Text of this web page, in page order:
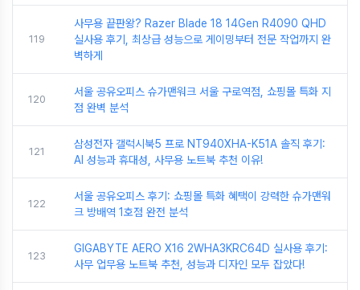
119
사무용 끝판왕? Razer Blade 18 14Gen R4090 QHD
실사용 후기, 최상급 성능으로 게이밍부터 전문 작업까지 완
벽하게
120
서울 공유오피스 슈가맨워크 서울 구로역점, 쇼핑몰 특화 지
점 완벽 분석
121
삼성전자 갤럭시북5 프로 NT940XHA-K51A 솔직 후기:
AI 성능과 휴대성, 사무용 노트북 추천 이유!
122
서울 공유오피스 후기: 쇼핑몰 특화 혜택이 강력한 슈가맨워
크 방배역 1호점 완전 분석
123
GIGABYTE AERO X16 2WHA3KRC64D 실사용 후기:
사무 업무용 노트북 추천, 성능과 디자인 모두 잡았다!